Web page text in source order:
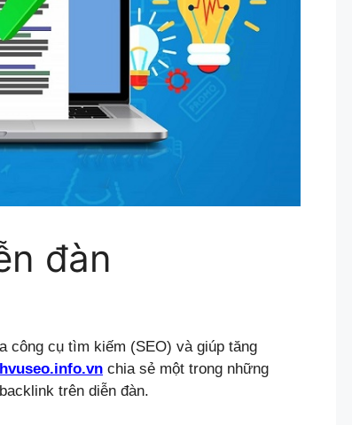
đàn
công cụ tìm kiếm (SEO) và giúp tăng
chia sẻ một trong những
trên diễn đàn.